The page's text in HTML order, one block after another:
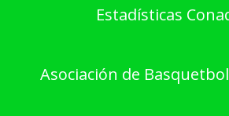
Estadísticas
Asociación de